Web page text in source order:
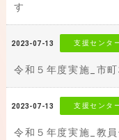
す
2023-07-13 支援センタ
令和５年度実施_市
2023-07-13 支援センタ
令和５年度実施_教